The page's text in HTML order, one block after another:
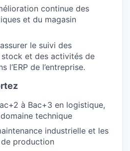
continue des
et du magasin
le suivi des
et des activités de
l’ERP de l’entreprise.
à Bac+3 en logistique,
technique
industrielle et les
production